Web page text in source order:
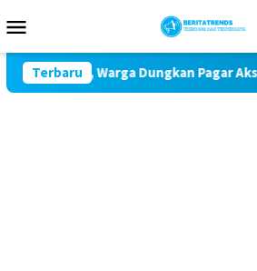
ke
Mobile
Terbaru
Warga Dungkan Pagar Akses